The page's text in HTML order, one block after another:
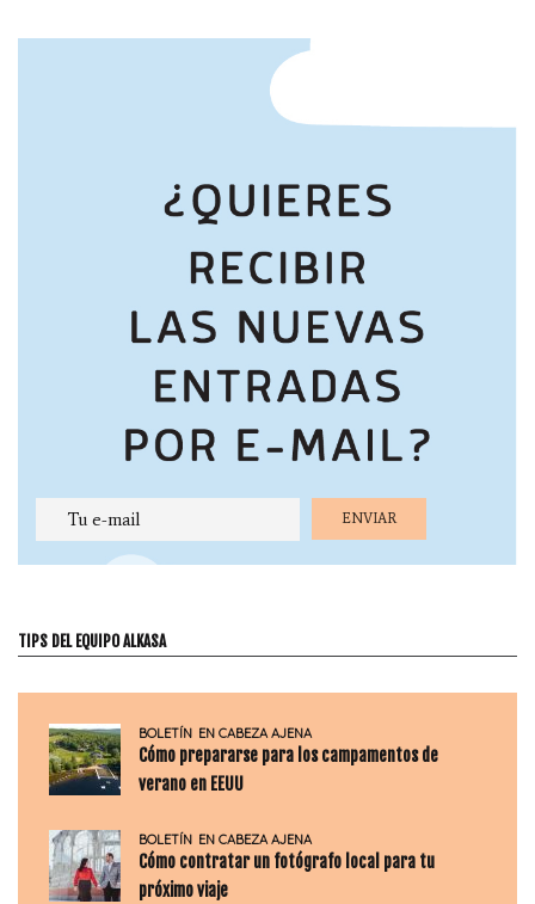
TIPS DEL EQUIPO ALKASA
BOLETÍN EN CABEZA AJENA
Cómo prepararse para los campamentos de
verano en EEUU
BOLETÍN EN CABEZA AJENA
Cómo contratar un fotógrafo local para tu
próximo viaje